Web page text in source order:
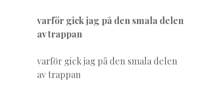
varför gick jag på den smala delen
av trappan
varför gick jag på den smala delen
av trappan